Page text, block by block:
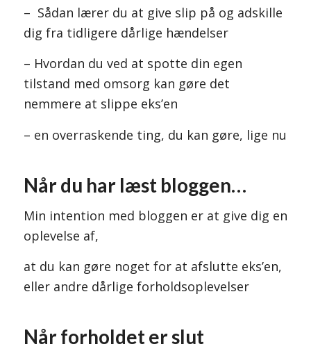
– Sådan lærer du at give slip på og adskille
dig fra tidligere dårlige hændelser
– Hvordan du ved at spotte din egen
tilstand med omsorg kan gøre det
nemmere at slippe eks’en
– en overraskende ting, du kan gøre, lige nu
Når du har læst bloggen…
Min intention med bloggen er at give dig en
oplevelse af,
at du kan gøre noget for at afslutte eks’en,
eller andre dårlige forholdsoplevelser
Når forholdet er slut